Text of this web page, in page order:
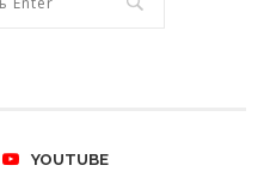
YOUTUBE